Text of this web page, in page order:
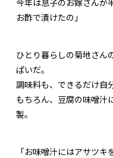
お酢で漬けたの」
ひとり暮らしの菊地さん
ぱいだ。
調味料も、できるだけ自
もちろん、豆腐の味噌汁
製。
「お味噌汁にはアサツ